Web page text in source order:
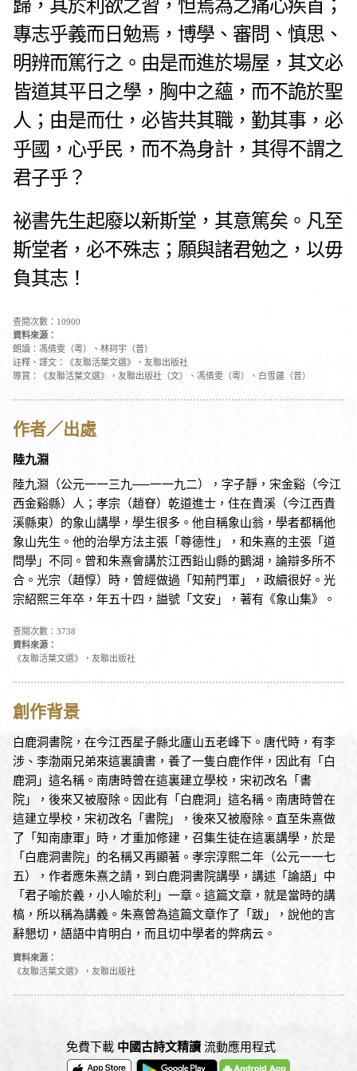
歸，其於利欲之習，怛焉為之痛心疾首；
專志乎義而日勉焉，博學、審問、慎思、
明辨而篤行之。 由是而進於場屋，其文必
皆道其平日之學，胸中之蘊，而不詭於聖
人；由是而仕，必皆共其職，勤其事，必
乎國，心乎民，而不為身計，其得不謂之
君子乎？
祕書先生起廢以新斯堂，其意篤矣。凡至
斯堂者，必不殊志；願與諸君勉之，以毋
負其志！
查閱次數：10900
資料來源：
朗讀：馮倩雯（粵）、林珂宇（普）
註釋、譯文：《友聯活葉文選》，友聯出版社
導賞：《友聯活葉文選》，友聯出版社（文）、馮倩雯（粵）、白雪蓮（普）
作者／出處
陸九淵
陸九淵（公元一一三九──一一九二），字子靜，宋金谿（今江
西金谿縣）人；孝宗（趙眘）乾道進士，住在貴溪（今江西貴
溪縣東）的象山講學，學生很多。他自稱象山翁，學者都稱他
象山先生。他的治學方法主張「尊德性」，和朱熹的主張「道
問學」不同。曾和朱熹會講於江西鉛山縣的鵝湖，論辯多所不
合。光宗（趙惇）時，曾經做過「知荊門軍」，政續很好。光
宗紹熙三年卒，年五十四，謚號「文安」，著有《象山集》。
查閱次數：3738
資料來源：
《友聯活葉文選》，友聯出版社
創作背景
白鹿洞書院，在今江西星子縣北廬山五老峰下。唐代時，有李
涉、李渤兩兄弟來這裏讀書，養了一隻白鹿作伴，因此有「白
鹿洞」這名稱。南唐時曾在這裏建立學校，宋初改名「書
院」，後來又被廢除。因此有「白鹿洞」這名稱。南唐時曾在
這建立學校，宋初改名「書院」，後來又被廢除。直至朱熹做
了「知南康軍」時，才重加修建，召集生徒在這裏講學，於是
「白鹿洞書院」的名稱又再顯著。孝宗淳熙二年（公元一一七
五），作者應朱熹之請，到白鹿洞書院講學，講述「論語」中
「君子喻於義，小人喻於利」一章。這篇文章，就是當時的講
槁，所以稱為講義。朱熹曾為這篇文章作了「跋」，說他的言
辭懇切，語語中肯明白，而且切中學者的弊病云。
資料來源：
《友聯活葉文選》，友聯出版社
免費下載 中國古詩文精讀 流動應用程式